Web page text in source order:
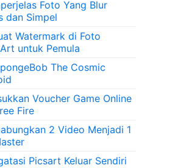
Foto Yang Blur
dan Simpel
Watermark di Foto
untuk Pemula
The Cosmic
Voucher Game Online
Fire
2 Video Menjadi 1
Picsart Keluar Sendiri